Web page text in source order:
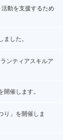
動を支援するため
した。
ンティアスキルア
催します。
り」を開催しま